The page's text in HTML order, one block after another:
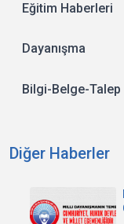
Eğitim Haberleri
Dayanışma
Bilgi-Belge-Talep
Diğer Haberler